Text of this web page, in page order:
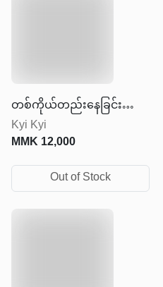
တစ်ကိုယ်တည်းနေခြင်း
အနုပညာ
Kyi Kyi
MMK12,000
Out of Stock